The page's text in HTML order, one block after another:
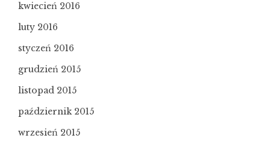
kwiecień 2016
luty 2016
styczeń 2016
grudzień 2015
listopad 2015
październik 2015
wrzesień 2015